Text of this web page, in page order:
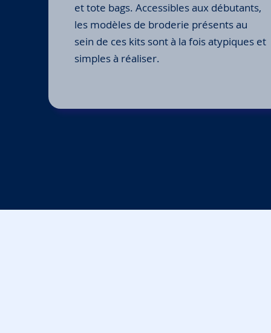
et tote bags. Accessibles aux débutants,
les modèles de broderie présents au
sein de ces kits sont à la fois atypiques et
simples à réaliser.